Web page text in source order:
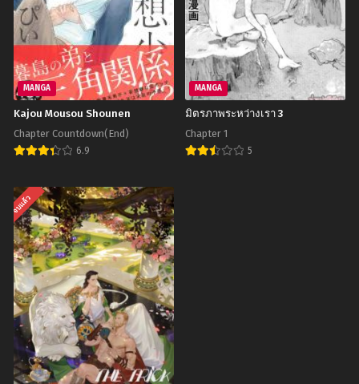
MANGA
Kajou Mousou Shounen
Chapter Countdown(End)
6.9
MANGA
มิตรภาพระหว่างเรา 3
Chapter 1
5
จบแล้ว